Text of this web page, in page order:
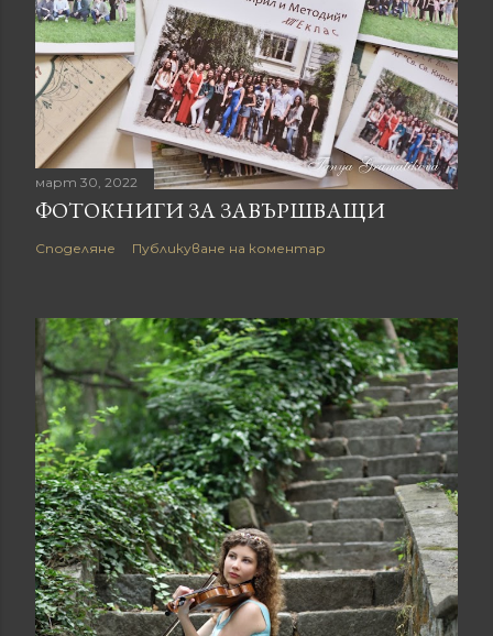
март 30, 2022
ФОТОКНИГИ ЗА ЗАВЪРШВАЩИ
Споделяне Публикуване на коментар